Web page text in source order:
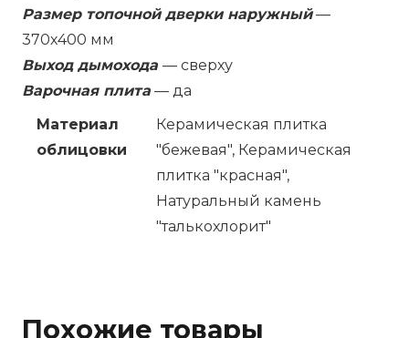
Размер топочной дверки наружный—
370х400 мм
Выход дымохода — сверху
Варочная плита — да
Материал
облицовки
Керамическая плитка
"бежевая", Керамическая
плитка "красная",
Натуральный камень
"талькохлорит"
Похожие товары